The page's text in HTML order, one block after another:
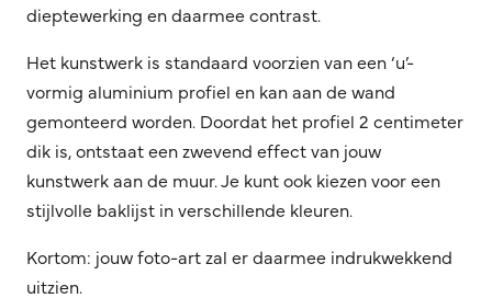
dieptewerking en daarmee contrast.
Het kunstwerk is standaard voorzien van een ‘u’-
vormig aluminium profiel en kan aan de wand
gemonteerd worden. Doordat het profiel 2 centimeter
dik is, ontstaat een zwevend effect van jouw
kunstwerk aan de muur. Je kunt ook kiezen voor een
stijlvolle baklijst in verschillende kleuren.
Kortom: jouw foto-art zal er daarmee indrukwekkend
uitzien.